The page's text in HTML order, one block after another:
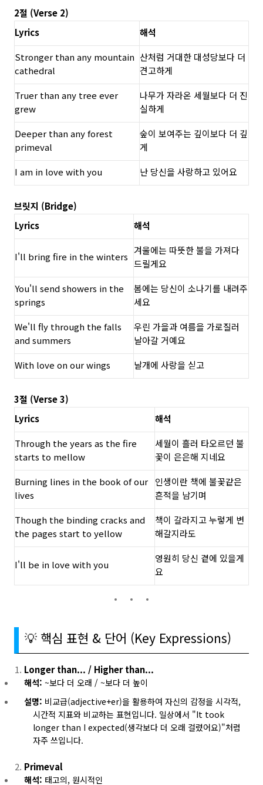
2절 (Verse 2)
Lyrics
해석
Stronger than any mountain
cathedral
산처럼 거대한 대성당보다 더
견고하게
Truer than any tree ever
grew
나무가 자라온 세월보다 더 진
실하게
Deeper than any forest
primeval
숲이 보여주는 깊이보다 더 깊
게
I am in love with you
난 당신을 사랑하고 있어요
브릿지 (Bridge)
Lyrics
해석
I'll bring fire in the winters
겨울에는 따뜻한 불을 가져다
드릴게요
You'll send showers in the
springs
봄에는 당신이 소나기를 내려주
세요
We'll fly through the falls
and summers
우린 가을과 여름을 가로질러
날아갈 거예요
With love on our wings
날개에 사랑을 싣고
3절 (Verse 3)
Lyrics
해석
Through the years as the fire
starts to mellow
세월이 흘러 타오르던 불
꽃이 은은해 지네요
Burning lines in the book of our
lives
인생이란 책에 불꽃같은
흔적을 남기며
Though the binding cracks and
the pages start to yellow
책이 갈라지고 누렇게 변
해갈지라도
I'll be in love with you
영원히 당신 곁에 있을게
요
💡 핵심 표현 & 단어 (Key Expressions)
Longer than... / Higher than...
해석: ~보다 더 오래 / ~보다 더 높이
설명: 비교급(adjective+er)을 활용하여 자신의 감정을 시각적,
시간적 지표와 비교하는 표현입니다. 일상에서 "It took
longer than I expected(생각보다 더 오래 걸렸어요)"처럼
자주 쓰입니다.
Primeval
해석: 태고의, 원시적인